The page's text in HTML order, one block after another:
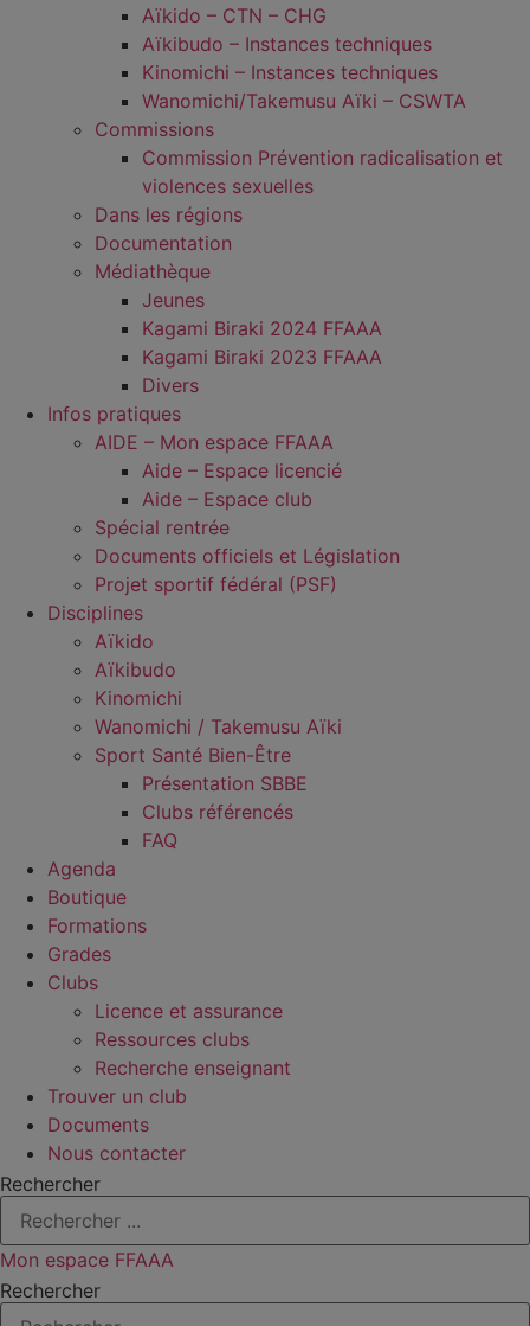
Aïkido – CTN – CHG
Aïkibudo – Instances techniques
Kinomichi – Instances techniques
Wanomichi/Takemusu Aïki – CSWTA
Commissions
Commission Prévention radicalisation et
violences sexuelles
Dans les régions
Documentation
Médiathèque
Jeunes
Kagami Biraki 2024 FFAAA
Kagami Biraki 2023 FFAAA
Divers
Infos pratiques
AIDE – Mon espace FFAAA
Aide – Espace licencié
Aide – Espace club
Spécial rentrée
Documents officiels et Législation
Projet sportif fédéral (PSF)
Disciplines
Aïkido
Aïkibudo
Kinomichi
Wanomichi / Takemusu Aïki
Sport Santé Bien-Être
Présentation SBBE
Clubs référencés
FAQ
Agenda
Boutique
Formations
Grades
Clubs
Licence et assurance
Ressources clubs
Recherche enseignant
Trouver un club
Documents
Nous contacter
Rechercher
Mon espace FFAAA
Rechercher